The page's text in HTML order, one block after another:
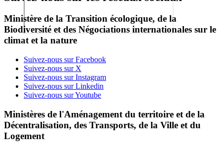
Ministère de la Transition écologique, de la
Biodiversité et des Négociations internationales sur le
climat et la nature
Suivez-nous sur Facebook
Suivez-nous sur X
Suivez-nous sur Instagram
Suivez-nous sur Linkedin
Suivez-nous sur Youtube
Ministères de l'Aménagement du territoire et de la
Décentralisation, des Transports, de la Ville et du
Logement